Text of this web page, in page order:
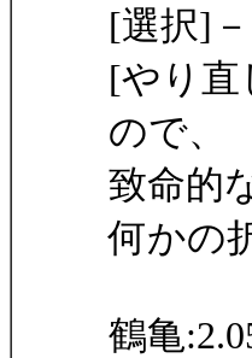
[選択]
[やり直
ので、
致命的
何かの
鶴亀